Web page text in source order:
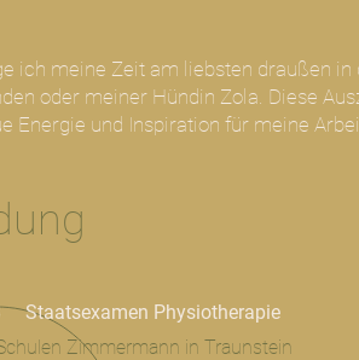
ich meine Zeit am liebsten draußen
oder meiner Hündin Zola. Diese
Energie und Inspiration für meine
Staatsexamen Physiotherapie
Zimmermann in Traunstein